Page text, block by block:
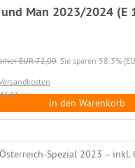
Man 2023/2024 (E
EUR 72,00 Sie sparen 58.3%
In den Warenkorb